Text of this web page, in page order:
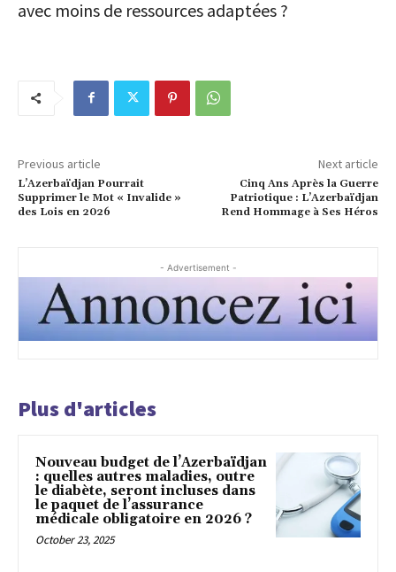
avec moins de ressources adaptées ?
Previous article
L’Azerbaïdjan Pourrait
Supprimer le Mot « Invalide »
des Lois en 2026
Next article
Cinq Ans Après la Guerre
Patriotique : L’Azerbaïdjan
Rend Hommage à Ses Héros
- Advertisement -
Plus d'articles
Nouveau budget de l’Azerbaïdjan
: quelles autres maladies, outre
le diabète, seront incluses dans
le paquet de l’assurance
médicale obligatoire en 2026 ?
October 23, 2025